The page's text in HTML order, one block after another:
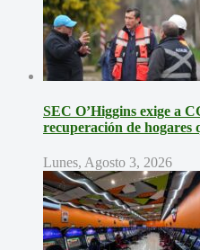
SEC O’Higgins exige a
recuperación de hogares
Lunes, Agosto 3, 2026